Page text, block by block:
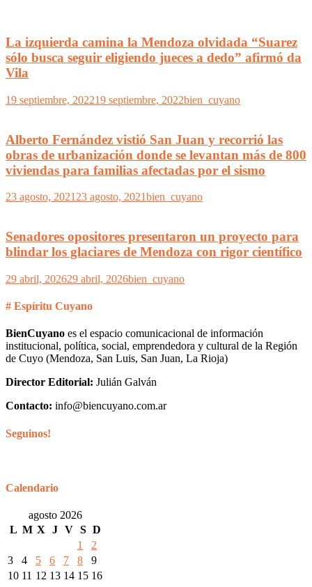
La izquierda camina la Mendoza olvidada “Suarez
sólo busca seguir eligiendo jueces a dedo” afirmó da
Vila
19 septiembre, 202219 septiembre, 2022bien_cuyano
Alberto Fernández vistió San Juan y recorrió las
obras de urbanización donde se levantan más de 800
viviendas para familias afectadas por el sismo
23 agosto, 2021 23 agosto, 2021bien_cuyano
Senadores opositores presentaron un proyecto para
blindar los glaciares de Mendoza con rigor científico
29 abril, 202629 abril, 2026bien_cuyano
# Espíritu Cuyano
BienCuyano es el espacio comunicacional de información
institucional, política, social, emprendedora y cultural de la Región
de Cuyo (Mendoza, San Luis, San Juan, La Rioja)
Director Editorial: Julián Galván
Contacto: info@biencuyano.com.ar
Seguinos!
Calendario
agosto 2026
L M X J V S D
1
2
3
4 5 6 7 8
9
10 11 12 13 14 15 16